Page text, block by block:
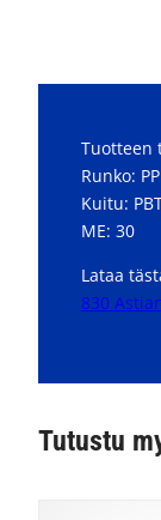
Tuotteen
Runko:
Kuitu:
ME: 30
Lataa
830
Tutustu